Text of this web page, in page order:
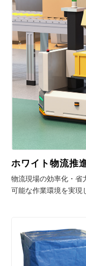
ホワイト物流推
物流現場の効率化・省
可能な作業環境を実現